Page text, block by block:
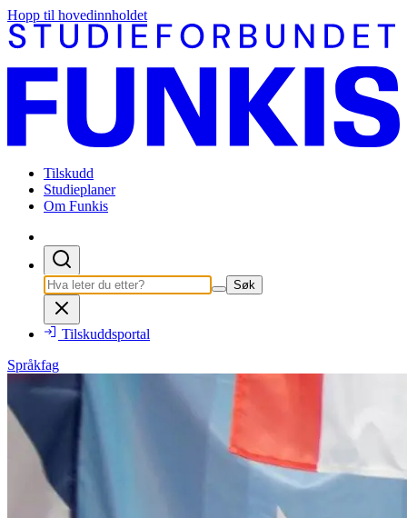
Hopp til hovedinnholdet
Tilskudd
Studieplaner
Om Funkis
Søk
Tilskuddsportal
Språkfag